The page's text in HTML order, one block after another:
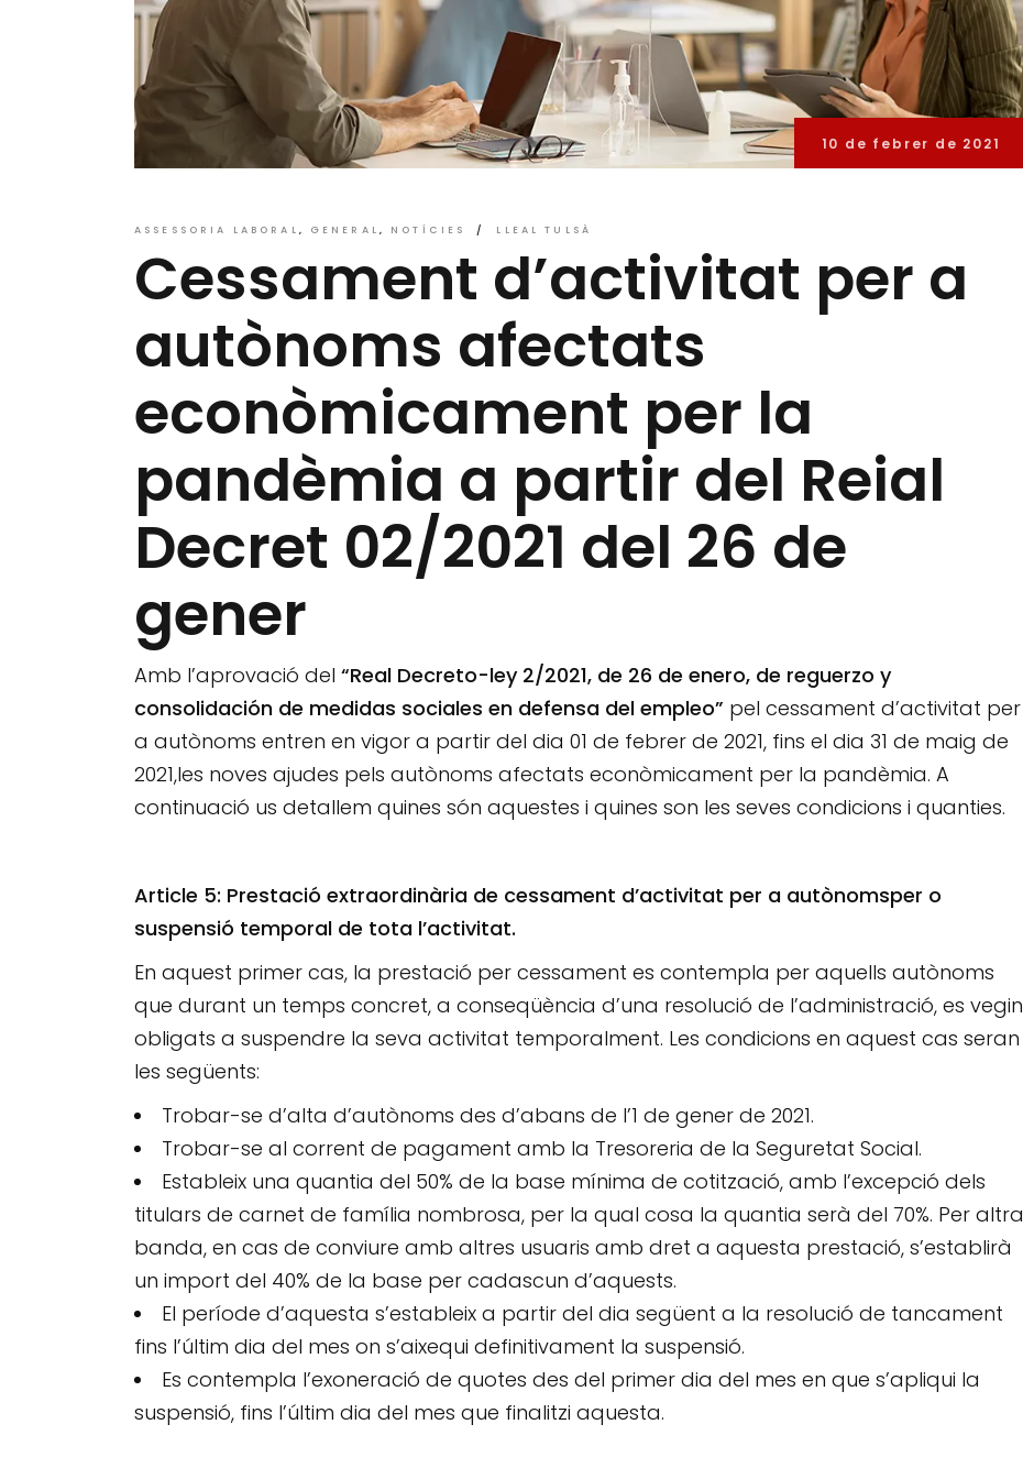
10 de febrer de 2021
ASSESSORIA LABORAL GENERAL NOTÍCIES LLEAL TULSÀ
Cessament d’activitat per a
autònoms afectats
econòmicament per la
pandèmia a partir del Reial
Decret 02/2021 del 26 de
gener
Amb l’aprovació del “Real Decreto-ley 2/2021, de 26 de enero, de reguerzo y
consolidación de medidas sociales en defensa del empleo” pel cessament d’activitat per
a autònoms entren en vigor a partir del dia 01 de febrer de 2021, fins el dia 31 de maig de
2021,les noves ajudes pels autònoms afectats econòmicament per la pandèmia. A
continuació us detallem quines són aquestes i quines son les seves condicions i quanties.
Article 5: Prestació extraordinària de cessament d’activitat per a autònomsper o
suspensió temporal de tota l’activitat.
En aquest primer cas, la prestació per cessament es contempla per aquells autònoms
que durant un temps concret, a conseqüència d’una resolució de l’administració, es vegin
obligats a suspendre la seva activitat temporalment. Les condicions en aquest cas seran
les següents:
Trobar-se d’alta d’autònoms des d’abans de l’1 de gener de 2021.
Trobar-se al corrent de pagament amb la Tresoreria de la Seguretat Social.
Estableix una quantia del 50% de la base mínima de cotització, amb l’excepció dels
titulars de carnet de família nombrosa, per la qual cosa la quantia serà del 70%. Per altra
banda, en cas de conviure amb altres usuaris amb dret a aquesta prestació, s’establirà
un import del 40% de la base per cadascun d’aquests.
El període d’aquesta s’estableix a partir del dia següent a la resolució de tancament
fins l’últim dia del mes on s’aixequi definitivament la suspensió.
Es contempla l’exoneració de quotes des del primer dia del mes en que s’apliqui la
suspensió, fins l’últim dia del mes que finalitzi aquesta.